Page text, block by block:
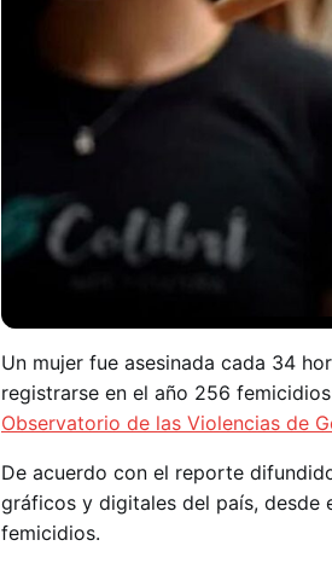
Un mujer fue asesinada cada 34
registrarse en el año 256
Observatorio de las Violencias de
De acuerdo con el reporte
gráficos y digitales del país, desde
femicidios.